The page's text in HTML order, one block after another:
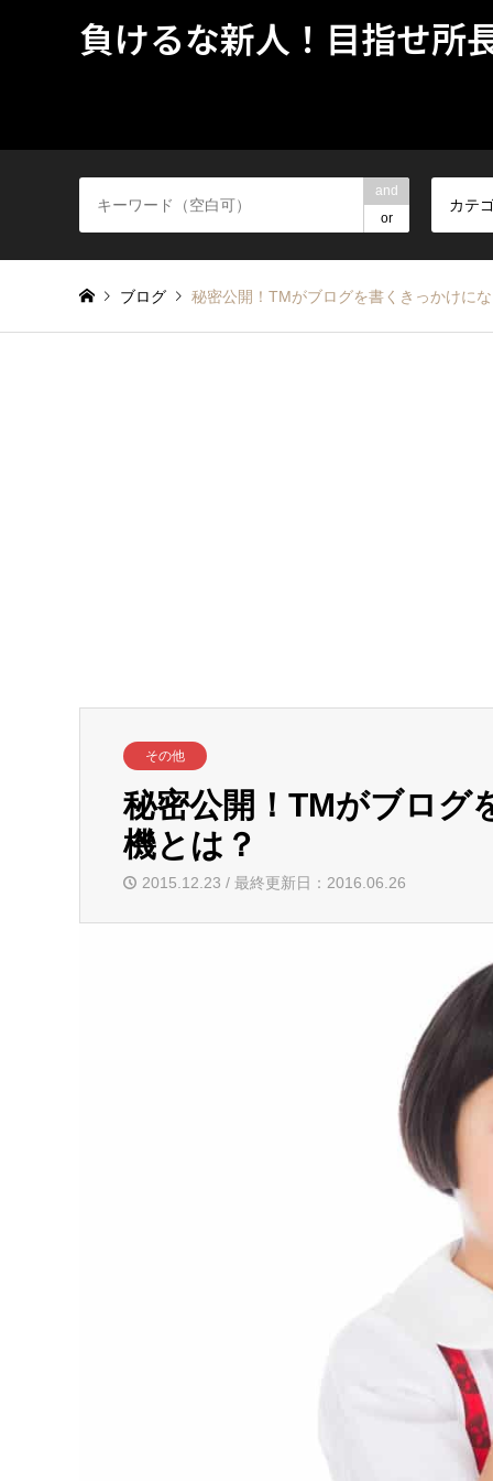
負けるな新人！目指せ所
and
or
カテ
ブログ 秘密公開！TMがブログを書くきっかけに
その他
秘密公開！TMがブログ
機とは？
2015.12.23 / 最終更新日：2016.06.26